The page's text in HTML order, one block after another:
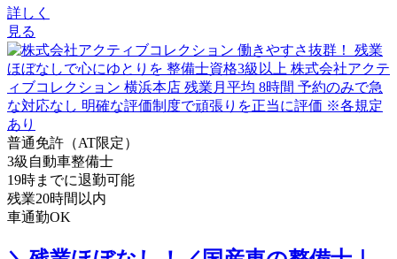
詳しく
見る
普通免許（AT限定）
3級自動車整備士
19時までに退勤可能
残業20時間以内
車通勤OK